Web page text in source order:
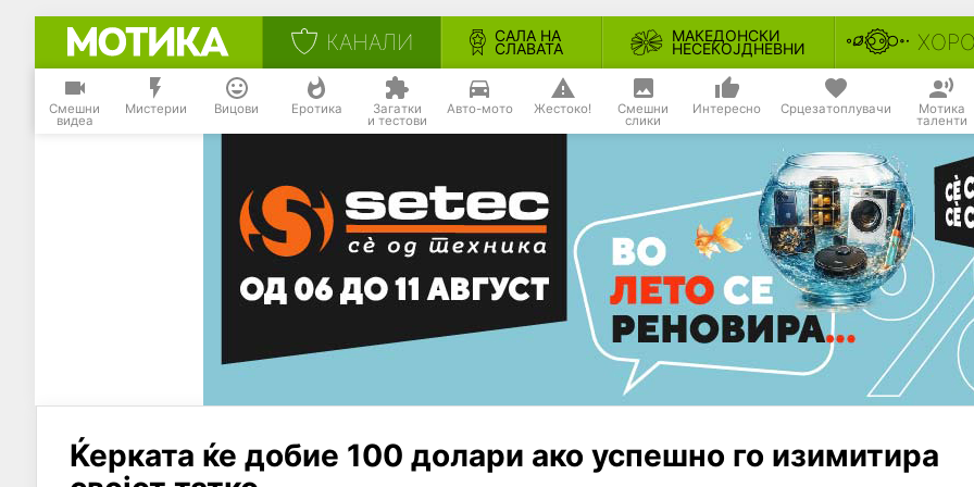
КАНАЛИ САЛА НА
СЛАВАТА
МАКЕДОНСКИ
НЕСЕКОЈДНЕВНИ
Смешни
видеа
Мистерии Вицови Еротика Загатки
и тестови
Авто-мото Жестоко! Смешни
слики
Интересно Срцезатоплувачи Мотика
таленти
Ќерката ќе добие 100 долари ако успешно го изимитира